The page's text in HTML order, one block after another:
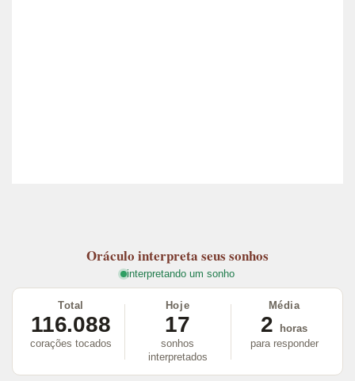
Oráculo interpreta seus sonhos
interpretando um sonho
Total
116.088
corações tocados
Hoje
17
sonhos
interpretados
Média
2
horas
para responder